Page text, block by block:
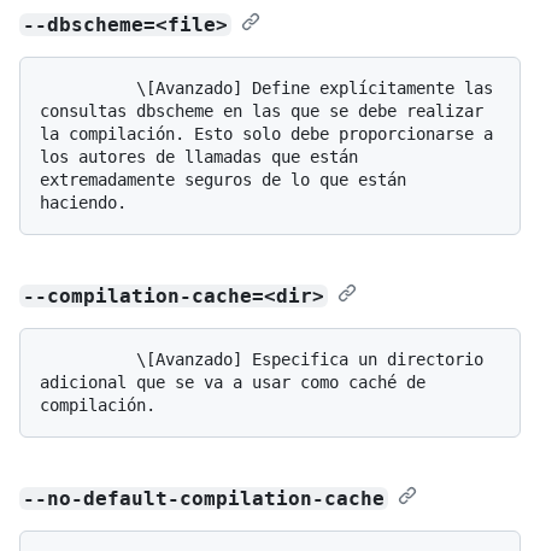
--dbscheme=<file>
consultas dbscheme en las que se debe realizar
la compilación. Esto solo debe proporcionarse a
los autores de llamadas que están
extremadamente seguros de lo que están
--compilation-cache=<dir>
adicional que se va a usar como caché de
--no-default-compilation-cache